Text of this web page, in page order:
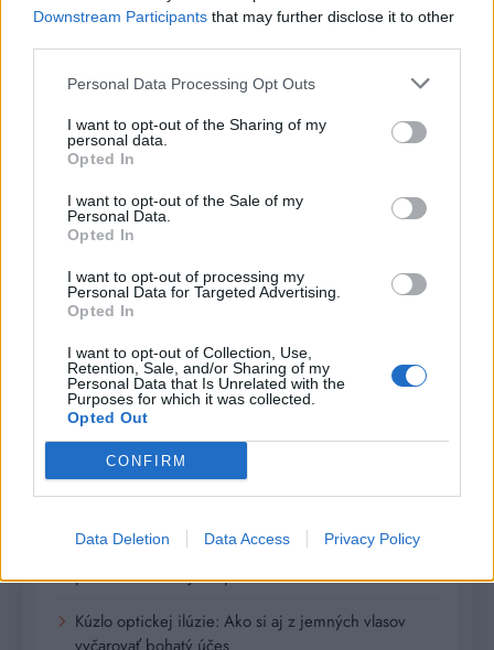
Downstream Participants that may further disclose it to other
Personal Data Processing Opt Outs
I want to opt-out of the Sharing of my
personal data.
Opted In
I want to opt-out of the Sale of my
Personal Data.
Opted In
I want to opt-out of processing my
Personal Data for Targeted Advertising.
Opted In
I want to opt-out of Collection, Use,
Retention, Sale, and/or Sharing of my
Personal Data that Is Unrelated with the
Purposes for which it was collected.
Opted Out
CONFIRM
Data Deletion Data Access Privacy Policy
Hľadať
HĽADAŤ
Recent Posts
Rada pre vysokých mužov: Väčšia veľkosť nie je
vždy riešenie
Od dielne po priemyselnú halu: Ako skrotiť silu a
Digitálne PZP ako technológia na získanie
personalizovanej zľavy
Kúzlo optickej ilúzie: Ako si aj z jemných vlasov
vyčarovať bohatý účes